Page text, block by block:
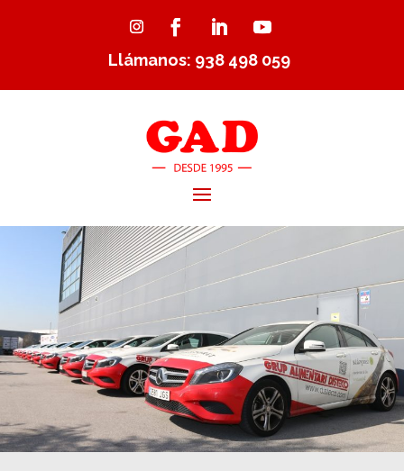
Llámanos: 938 498 059